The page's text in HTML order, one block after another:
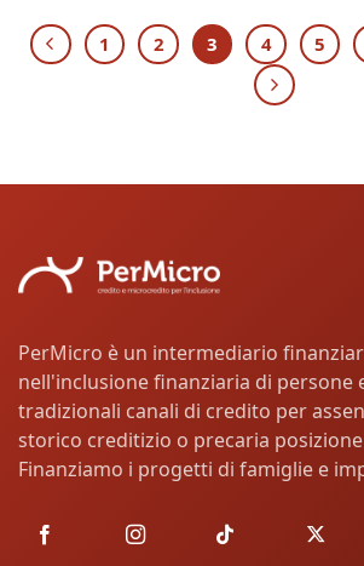
1 2 3 4 5
PerMicro è un intermediario
nell'inclusione finanziaria di persone
tradizionali canali di credito per
storico creditizio o precaria
Finanziamo i progetti di famiglie e